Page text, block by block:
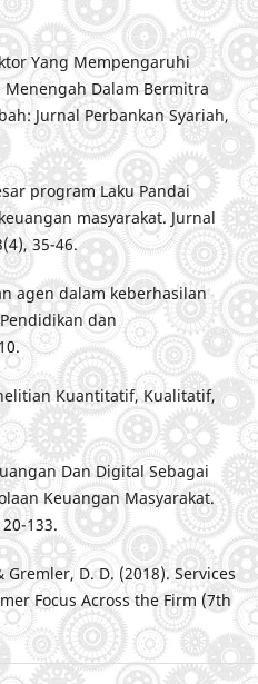
Yang Mempengaruhi
Dalam Bermitra
Jurnal Perbankan Syariah,
program Laku Pandai
masyarakat. Jurnal
35-46.
agen dalam keberhasilan
dan
Kuantitatif, Kualitatif,
Dan Digital Sebagai
Keuangan Masyarakat.
133.
D. D. (2018). Services
Focus Across the Firm (7th